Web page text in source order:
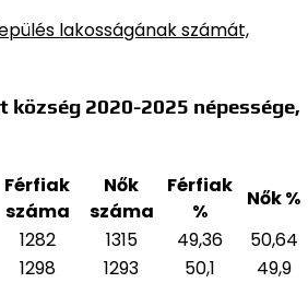
lakosságának számát,
község 2020-2025 népessége,
Férfiak
száma
Nők
száma
Férfiak
%
Nők %
1282 1315 49,36
50,64
1298 1293 50,1
49,9